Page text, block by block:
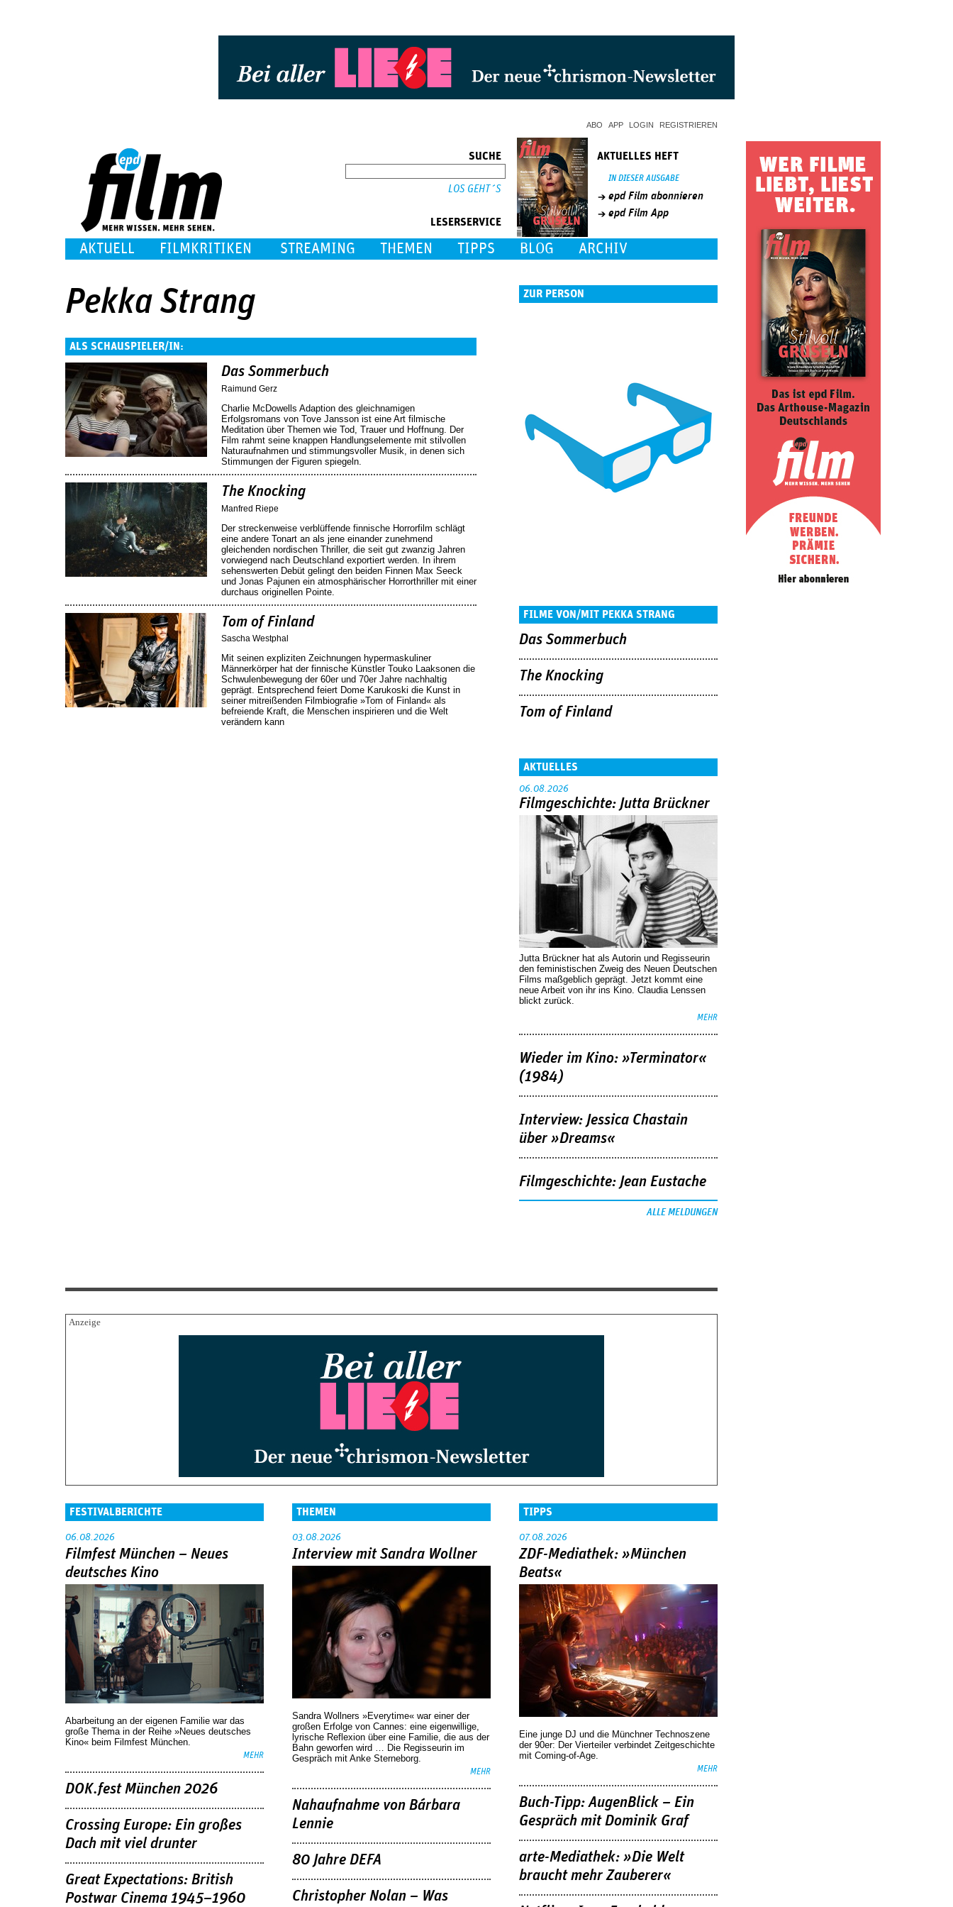
ABO APP LOGIN REGISTRIEREN
SUCHE
LESERSERVICE
AKTUELLES HEFT
IN DIESER AUSGABE
epd Film abonnieren
epd Film App
AKTUELL FILMKRITIKEN STREAMING THEMEN TIPPS BLOG ARCHIV
Pekka Strang
ALS SCHAUSPIELER/IN:
Das Sommerbuch
Raimund Gerz
Charlie McDowells Adaption des gleichnamigen
Erfolgsromans von Tove Jansson ist eine Art filmische
Meditation über Themen wie Tod, Trauer und Hoffnung. Der
Film rahmt seine knappen Handlungselemente mit stilvollen
Naturaufnahmen und stimmungsvoller Musik, in denen sich
Stimmungen der Figuren spiegeln.
The Knocking
Manfred Riepe
Der streckenweise verblüffende finnische Horrorfilm schlägt
eine andere Tonart an als jene einander zunehmend
gleichenden nordischen Thriller, die seit gut zwanzig Jahren
vorwiegend nach Deutschland exportiert werden. In ihrem
sehenswerten Debüt gelingt den beiden Finnen Max Seeck
und Jonas Pajunen ein atmosphärischer Horrorthriller mit einer
durchaus originellen Pointe.
Tom of Finland
Sascha Westphal
Mit seinen expliziten Zeichnungen hypermaskuliner
Männerkörper hat der finnische Künstler Touko Laaksonen die
Schwulenbewegung der 60er und 70er Jahre nachhaltig
geprägt. Entsprechend feiert Dome Karukos­ki die Kunst in
seiner mitreißenden Filmbiografie »Tom of Finland« als
befreiende Kraft, die Menschen inspirieren und die Welt
verändern kann
ZUR PERSON
FILME VON/MIT PEKKA STRANG
Das Sommerbuch
The Knocking
Tom of Finland
AKTUELLES
06.08.2026
Filmgeschichte: Jutta Brückner
Jutta Brückner hat als Autorin und Regisseurin
den feministischen Zweig des Neuen Deutschen
Films maßgeblich geprägt. Jetzt kommt eine
neue Arbeit von ihr ins Kino. Claudia Lenssen
blickt zurück.
MEHR
Wieder im Kino: »Terminator«
(1984)
Interview: Jessica Chastain
über »Dreams«
Filmgeschichte: Jean Eustache
ALLE MELDUNGEN
FESTIVALBERICHTE
06.08.2026
Filmfest München – Neues
deutsches Kino
Abarbeitung an der eigenen Familie war das
große Thema in der Reihe »Neues deutsches
Kino« beim Filmfest München.
MEHR
DOK.fest München 2026
Crossing Europe: Ein großes
Dach mit viel drunter
Great Expectations: British
Postwar Cinema 1945–1960
THEMEN
03.08.2026
Interview mit Sandra Wollner
Sandra Wollners »Everytime« war einer der
großen Erfolge von Cannes: eine eigenwillige,
lyrische Reflexion über eine ­Familie, die aus der
Bahn geworfen wird … Die Regisseurin im
Gespräch mit Anke Sterneborg.
MEHR
Nahaufnahme von Bárbara
Lennie
80 Jahre DEFA
Christopher Nolan – Was
TIPPS
07.08.2026
ZDF-Mediathek: »München
Beats«
Eine junge DJ und die Münchner Technoszene
der 90er: Der Vierteiler verbindet Zeitgeschichte
mit Coming-of-Age.
MEHR
Buch-Tipp: AugenBlick – Ein
Gespräch mit Dominik Graf
arte-Mediathek: »Die Welt
braucht mehr Zauberer«